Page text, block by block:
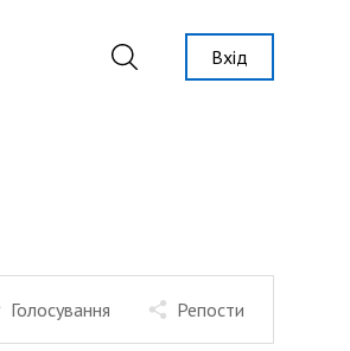
Вхід
Голосування Репости